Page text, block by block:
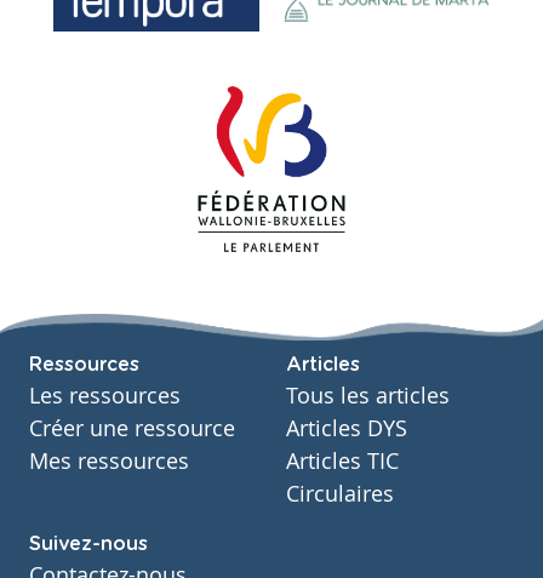
Ressources
Les ressources
Créer une ressource
Mes ressources
Articles
Tous les articles
Articles DYS
Articles TIC
Circulaires
Suivez-nous